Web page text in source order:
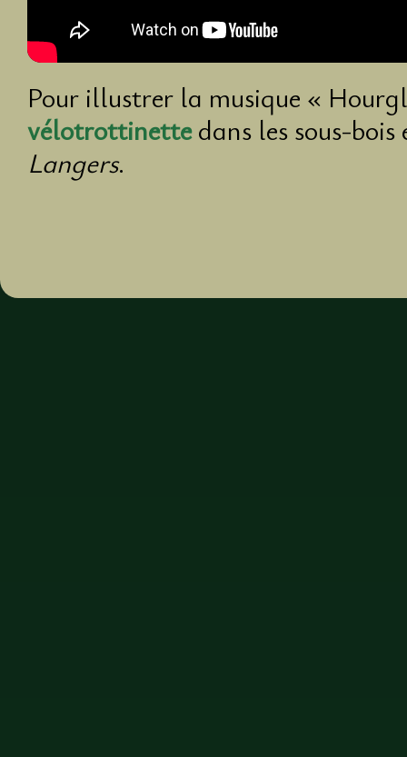
Pour illustrer la musique «
vélotrottinettedans les sous-
Langers.